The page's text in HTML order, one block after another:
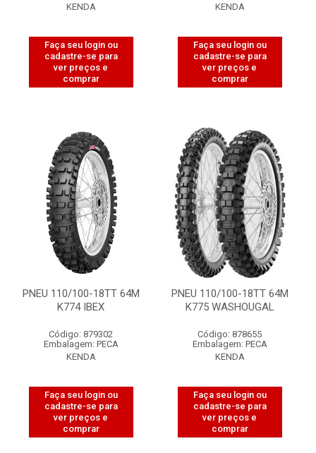
KENDA
Faça seu login ou
cadastre-se para
ver preços e
comprar
KENDA
Faça seu login ou
cadastre-se para
ver preços e
comprar
PNEU 110/100-18TT 64M
K774 IBEX
Código: 879302
Embalagem: PECA
KENDA
Faça seu login ou
cadastre-se para
ver preços e
comprar
PNEU 110/100-18TT 64M
K775 WASHOUGAL
Código: 878655
Embalagem: PECA
KENDA
Faça seu login ou
cadastre-se para
ver preços e
comprar